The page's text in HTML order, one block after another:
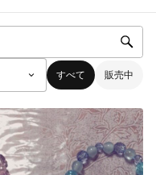
すべて 販売中